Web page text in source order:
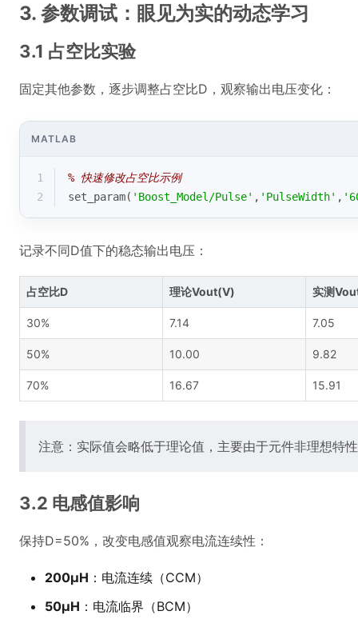
3. 参数调试：眼见为实的动态学习
3.1 占空比实验
固定其他参数，逐步调整占空比D，观察输出电压变化：
MATLAB
1
% 快速修改占空比示例
2
set_param( 'Boost_Model/Pulse' , 'PulseWidth' ,
记录不同D值下的稳态输出电压：
占空比D 理论Vout(V) 实测
30% 7.14 7.05
50% 10.00 9.82
70% 16.67 15.91
注意：实际值会略低于理论值，主要由于元件非理想特
3.2 电感值影响
保持D=50%，改变电感值观察电流连续性：
200μH ：电流连续（CCM）
50μH ：电流临界（BCM）